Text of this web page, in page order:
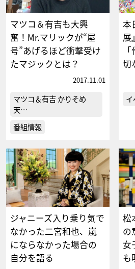
マツコ＆有吉も大興
奮！Mr.マリックが“屋
号”あげるほど衝撃受け
たマジックとは？
2017.11.01
マツコ＆有吉 かりそめ
天…
番組情報
本
展
切
イ
ジャニーズ入り乗り気で
なかった二宮和也、嵐
にならなかった場合の
自分を語る
松
の
女
も